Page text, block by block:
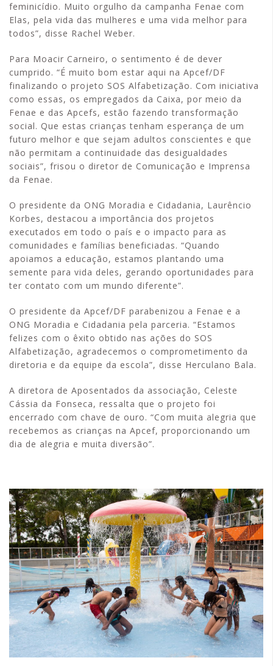
feminicídio. Muito orgulho da campanha Fenae com
Elas, pela vida das mulheres e uma vida melhor para
todos”, disse Rachel Weber.
Para Moacir Carneiro, o sentimento é de dever
cumprido. “É muito bom estar aqui na Apcef/DF
finalizando o projeto SOS Alfabetização. Com iniciativa
como essas, os empregados da Caixa, por meio da
Fenae e das Apcefs, estão fazendo transformação
social. Que estas crianças tenham esperança de um
futuro melhor e que sejam adultos conscientes e que
não permitam a continuidade das desigualdades
sociais”, frisou o diretor de Comunicação e Imprensa
da Fenae.
O presidente da ONG Moradia e Cidadania, Laurêncio
Korbes, destacou a importância dos projetos
executados em todo o país e o impacto para as
comunidades e famílias beneficiadas. “Quando
apoiamos a educação, estamos plantando uma
semente para vida deles, gerando oportunidades para
ter contato com um mundo diferente”.
O presidente da Apcef/DF parabenizou a Fenae e a
ONG Moradia e Cidadania pela parceria. “Estamos
felizes com o êxito obtido nas ações do SOS
Alfabetização, agradecemos o comprometimento da
diretoria e da equipe da escola”, disse Herculano Bala.
A diretora de Aposentados da associação, Celeste
Cássia da Fonseca, ressalta que o projeto foi
encerrado com chave de ouro. “Com muita alegria que
recebemos as crianças na Apcef, proporcionando um
dia de alegria e muita diversão”.